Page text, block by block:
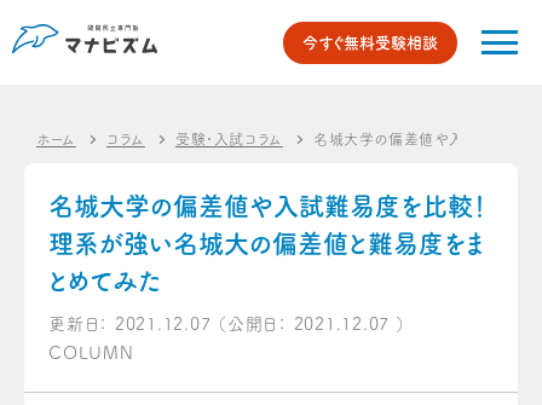
今すぐ無料受験相談
ホーム コラム 受験・入試コラム 名城大学の偏差値や入試難易度を
名城大学の偏差値や入試難易度を比較！
理系が強い名城大の偏差値と難易度をま
とめてみた
更新日： 2021.12.07 （公開日： 2021.12.07
）
COLUMN